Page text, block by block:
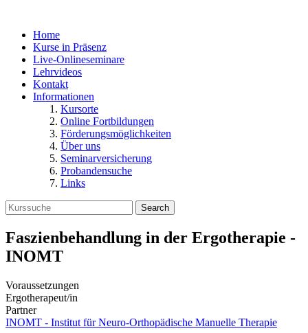
Home
Kurse in Präsenz
Live-Onlineseminare
Lehrvideos
Kontakt
Informationen
Kursorte
Online Fortbildungen
Förderungsmöglichkeiten
Über uns
Seminarversicherung
Probandensuche
Links
Search
Faszienbehandlung in der Ergotherapie -
INOMT
Voraussetzungen
Ergotherapeut/in
Partner
INOMT - Institut für Neuro-Orthopädische Manuelle Therapie